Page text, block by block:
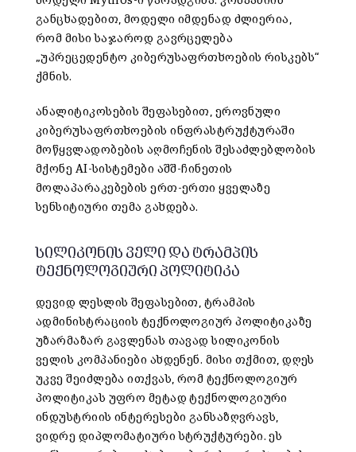
განცხადებით, მოდელი იმდენად ძლიერია,
რომ მისი საჯაროდ გავრცელება
„უპრეცედენტო კიბერუსაფრთხოების რისკებს“
ქმნის.
ანალიტიკოსების შეფასებით, ეროვნული
კიბერუსაფრთხოების ინფრასტრუქტურაში
მოწყვლადობების აღმოჩენის შესაძლებლობის
მქონე AI-სისტემები აშშ-ჩინეთის
მოლაპარაკებების ერთ-ერთი ყველაზე
სენსიტიური თემა გახდება.
სილიკონის ველი და ტრამპის
ტექნოლოგიური პოლიტიკა
დევიდ ლესლის შეფასებით, ტრამპის
ადმინისტრაციის ტექნოლოგიურ პოლიტიკაზე
უზარმაზარ გავლენას თავად სილიკონის
ველის კომპანიები ახდენენ. მისი თქმით, დღეს
უკვე შეიძლება ითქვას, რომ ტექნოლოგიურ
პოლიტიკას უფრო მეტად ტექნოლოგიური
ინდუსტრიის ინტერესები განსაზღვრავს,
ვიდრე დიპლომატიური სტრუქტურები. ეს